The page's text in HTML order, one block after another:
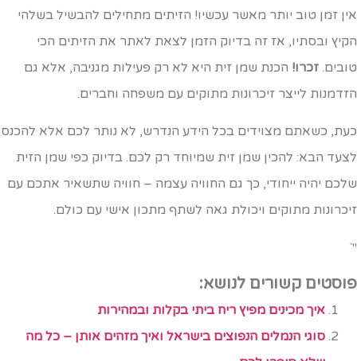
זמן טוב יותר מאשר עכשיו! הזיתים מתחילים להבשיל בשלהי
ובסתיו, אז זה בדיוק הזמן לצאת לאתר את הזיתים הכי
זכרו!הכנת שמן זית היא לא רק פעילות מגניבה, אלא גם
לייצר זיכרונות מתוקים עם משפחה וחברים.
כשאתם מצוידים בכל הידע הנדרש, לא נותר לכם אלא להכנס
הבא: להכין שמן זית שמיוחד רק לכם. בדיוק כפי שמן הזית
יהיה ייחודי, כך גם החוויה עצמה – חוויה שתשאיר אתכם עם
מתוקים ויכולת גאה לשתף מתכון אישי עם כולם.
קשורים לנושא:
איך מכינים מפיץ ריח ביתי בקלות ובמהירות
סוגי הנמלים הנפוצים בישראל ואיך מזהים אותן – כל מה